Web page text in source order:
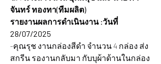
จันทร์ ทองทา(ทีมผลิต)
รายงานผลการดำเนินงาน :วันที่
28/07/2025
-คุณรุช งานกล่องสีดำ จำนวน 4 กล่อง ส่ง
สกรีน รองานกลับมา กับบุผ้าด้านในกล่อง